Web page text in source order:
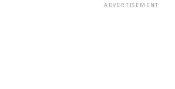
ADVERTISEMENT